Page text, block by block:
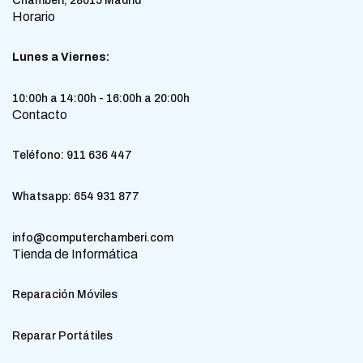
Horario
Lunes a Viernes:
10:00h a 14:00h - 16:00h a 20:00h
Contacto
Teléfono: 911 636 447
Whatsapp: 654 931 877
info@computerchamberi.com
Tienda de Informática
Reparación Móviles
Reparar Portátiles